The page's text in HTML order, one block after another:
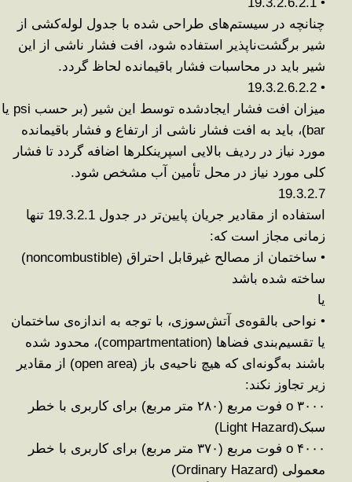
چنانچه در سیستم‌های طراحی شده با جدول لوله‌کشی از
شیر برگشت‌ناپذیر استفاده شود،
افت فشار ناشی از این
شیر باید در محاسبات فشار باقیمانده لحاظ گردد.
•
19.3.2.6.2.2
میزان افت فشار ایجادشده توسط این شیر (بر حسب
یا
bar) ، باید به افت فشار ناشی از ارتفاع و فشار باقیمانده
مورد نیاز در ردیف بالایی اسپرینکلرها اضافه گردد تا فشار
کلی مورد نیاز در محل تأمین آب مشخص شود.
19.3.2.7
استفاده از مقادیر جریان پایین‌تر در جدول 19.3.2.1
تنها
زمانی مجاز است که:
• ساختمان از مصالح غیرقابل احتراق (noncombustible)
ساخته شده باشد
یا
• نواحی بالقوه‌ی آتش‌سوزی، با توجه به
اندازه‌ی ساختمان
یا تقسیم‌بندی فضاها (compartmentation)
، محدود شده
باشند به‌گونه‌ای که هیچ ناحیه‌ی باز (open area)
از مقادیر
زیر تجاوز نکند:
o ۳۰۰۰ فوت مربع (۲۸۰ متر مربع) برای کاربری با خطر
سبک(Light Hazard)
o ۴۰۰۰ فوت مربع (۳۷۰ متر مربع) برای کاربری با خطر
معمولی (Ordinary Hazard)